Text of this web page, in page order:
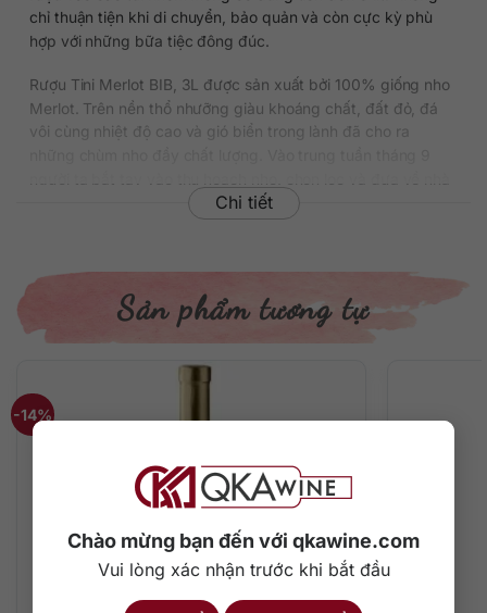
Chào mừng bạn đến với qkawine.com
Vui lòng xác nhận trước khi bắt đầu
chỉ thuận tiện khi di chuyển, bảo quản và còn cực kỳ phù
hợp với những bữa tiệc đông đúc.
Rượu Tini Merlot BIB, 3L được sản xuất bởi 100% giống nho
Merlot. Trên nền thổ nhưỡng giàu khoáng chất, đất đỏ, đá
vôi cùng nhiệt độ cao và gió biển trong lành đã cho ra
máy. Cuống nho được loại bỏ, sau đó đem đi ép nhẹ nhàng
25-26 độ C. Tiếp đến là quá trình lên men Malolactic (lên
men lần 2) kéo dài vài tháng để rượu được trưởng thành, tạo
hương vị đầy đặn cho vang thành phẩm. Cuối cùng, rượu đã
ủ đạt tiêu chuẩn sẽ chuyển sang những vại inox cỡ lớn để
lắng cặn, giúp mẻ rượu hoàn chỉnh có màu sắc đẹp mắt và
độ trong tinh tế.
Thông tin chi tiết
Thương hiệu: Caviro Soc. Coop. Agricola
Loại vang: Rượu vang đỏ
Giống nho: Merlot
Chi tiết
Sản phẩm tương tự
-14%